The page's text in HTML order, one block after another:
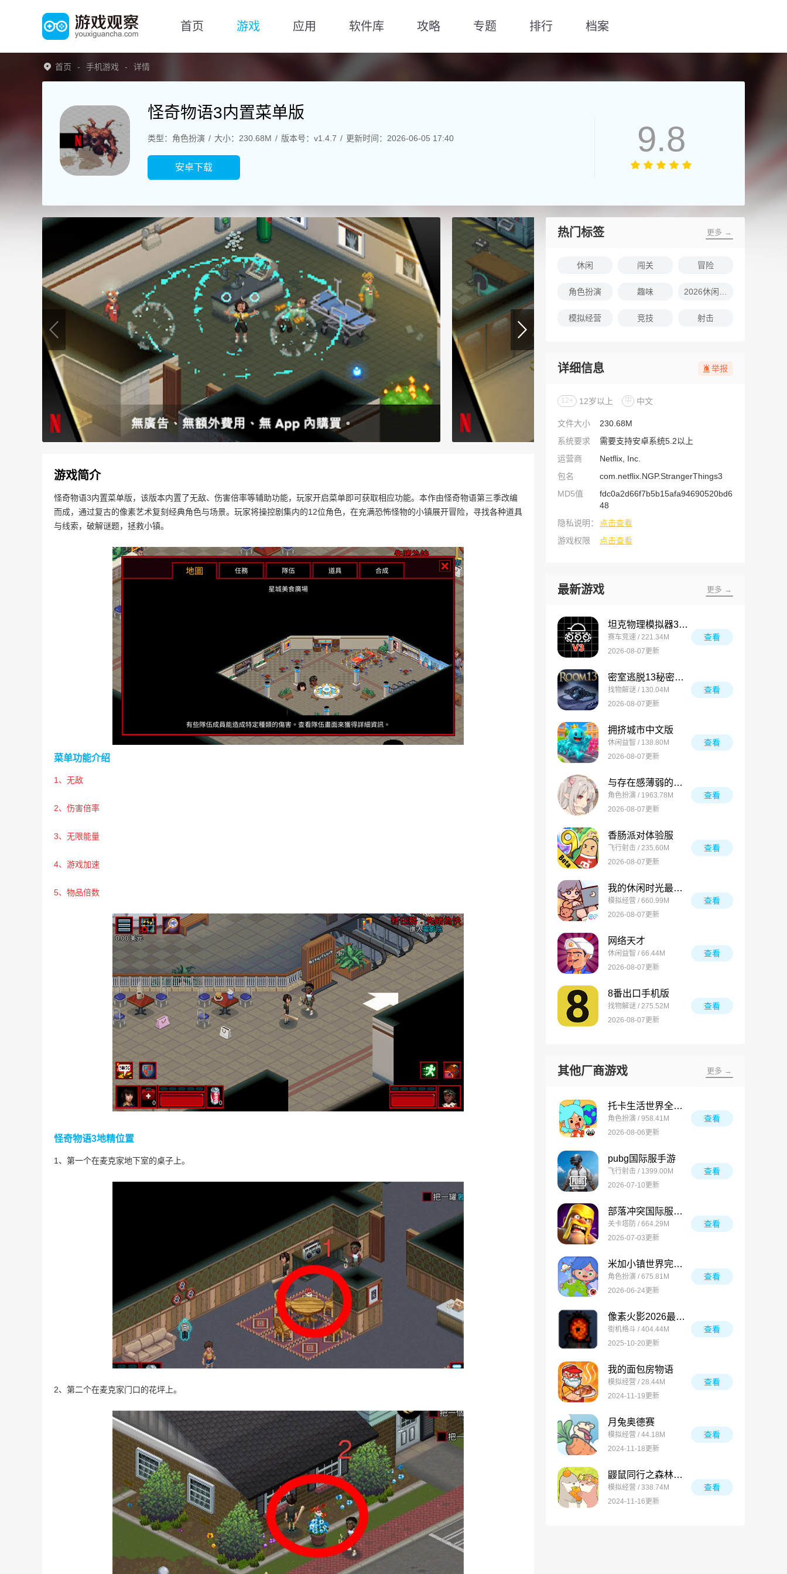
首页 游戏 应用 软件库 攻略 专题 排行 档案
首页 手机游戏 详情
怪奇物语3内置菜单版
类型：角色扮演 大小：230.68M 版本号：v1.4.7 更新时间：2026-06-05 17:40
安卓下载
9.8
游戏简介
怪奇物语3内置菜单版，该版本内置了无敌、伤害倍率等辅助功能，玩家开启菜单即可获取相应功能。本作由怪奇物语第三季改编
而成，通过复古的像素艺术复刻经典角色与场景。玩家将操控剧集内的12位角色，在充满恐怖怪物的小镇展开冒险，寻找各种道具
与线索，破解谜题，拯救小镇。
菜单功能介绍
1、无敌
2、伤害倍率
3、无限能量
4、游戏加速
5、物品倍数
怪奇物语3地精位置
1、第一个在麦克家地下室的桌子上。
2、第二个在麦克家门口的花坪上。
热门标签 更多 →
休闲 闯关 冒险
角色扮演 趣味
模拟经营 竞技 射击
详细信息 举报
12+ 12岁以上 中 中文
文件大小
230.68M
系统要求
需要支持安卓系统5.2以上
运营商
Netflix, Inc.
包名
com.netflix.NGP.StrangerThings3
MD5值
fdc0a2d66f7b5b15afa94690520bd6
48
隐私说明：
点击查看
游戏权限
点击查看
最新游戏 更多 →
坦克物理模拟器3最新版
赛车竞速 / 221.34M
2026-08-07更新
查看
密室逃脱13秘密任务最新版
找物解谜 / 130.04M
2026-08-07更新
查看
拥挤城市中文版
休闲益智 / 138.80M
2026-08-07更新
查看
与存在感薄弱的妹妹的简单生活
角色扮演 / 1963.78M
2026-08-07更新
查看
香肠派对体验服
飞行射击 / 235.60M
2026-08-07更新
查看
我的休闲时光最新版
模拟经营 / 660.99M
2026-08-07更新
查看
网络天才
休闲益智 / 66.44M
2026-08-07更新
查看
8番出口手机版
找物解谜 / 275.52M
2026-08-07更新
查看
其他厂商游戏 更多 →
托卡生活世界全解锁版
角色扮演 / 958.41M
2026-08-06更新
查看
pubg国际服手游
飞行射击 / 1399.00M
2026-07-10更新
查看
部落冲突国际服最新版
关卡塔防 / 664.29M
2026-07-03更新
查看
米加小镇世界完整版
角色扮演 / 675.81M
2026-06-24更新
查看
像素火影2026最新版
街机格斗 / 404.44M
2025-10-20更新
查看
我的面包房物语
模拟经营 / 28.44M
2024-11-19更新
查看
月兔奥德赛
模拟经营 / 44.18M
2024-11-18更新
查看
鼹鼠同行之森林之家万圣节版
模拟经营 / 338.74M
2024-11-16更新
查看